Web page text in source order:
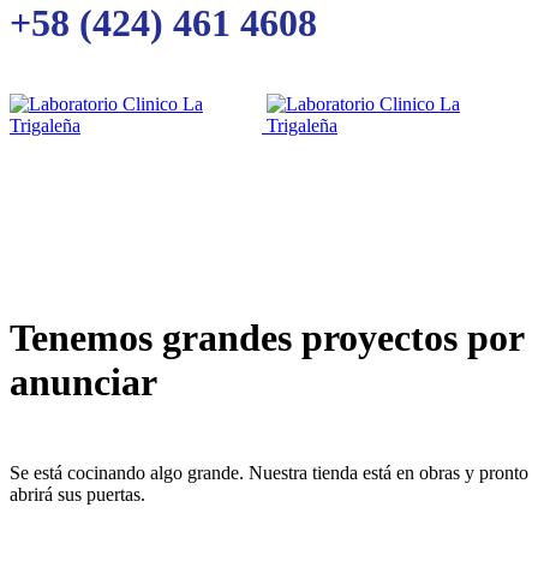
+58 (424) 461 4608
Tenemos grandes proyectos por
anunciar
Se está cocinando algo grande. Nuestra tienda está en obras y pronto
abrirá sus puertas.